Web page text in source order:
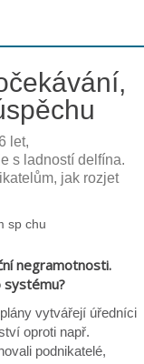
let,
s ladností delfína.
jak rozjet
negramotnosti.
systému?
vytvářejí úředníci
oproti např.
podnikatelé,